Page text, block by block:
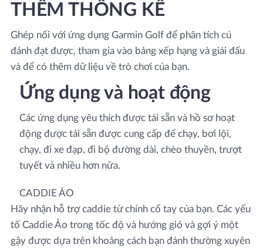
THÊM THỐNG KÊ
Ghép nối với ứng dụng Garmin Golf để phân tích cú
đánh đạt được, tham gia vào bảng xếp hạng và giải đấu
và để có thêm dữ liệu về trò chơi của bạn.
Ứng dụng và hoạt động
Các ứng dụng yêu thích được tải sẵn và hồ sơ hoạt
động được tải sẵn được cung cấp để chạy, bơi lội,
chạy, đi xe đạp, đi bộ đường dài, chèo thuyền, trượt
tuyết và nhiều hơn nữa.
CADDIE ẢO
Hãy nhận hỗ trợ caddie từ chính cổ tay của bạn. Các yếu
tố Caddie Ảo trong tốc độ và hướng gió và gợi ý một
gậy được dựa trên khoảng cách bạn đánh thường xuyên